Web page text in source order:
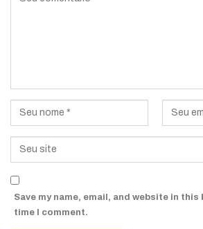
Save my name, email, and website in
time I comment.